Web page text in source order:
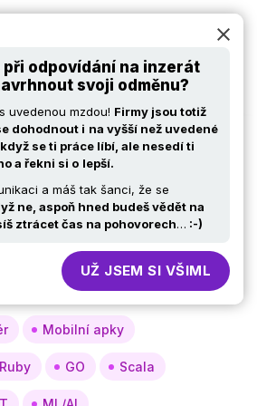
ajťáci Kariérní stránky
Mobilní apky
Ruby GO Scala
při odpovídání na inzerát
svoji odměnu?
uvedenou mzdou! Firmy jsou totiž
dohodnout i na vyšší než uvedené
se ti práce líbí, ale nesedí ti
a řekni si o lepší.
a máš tak šanci, že se
ne, aspoň hned budeš vědět na
ztrácet čas na pohovorech… :-)
UŽ JSEM SI VŠIML